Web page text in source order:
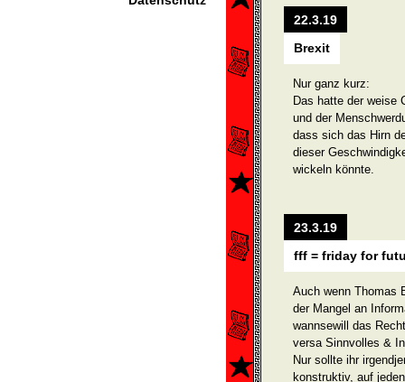
22.3.19
Brexit
Nur ganz kurz:
Das hatte der weise
und der
dass sich das Hirn
dieser
wickeln könnte.
23.3.19
fff = friday for
Auch wenn Thomas
der Mangel an
wannsewill das
versa Sinnvolles &
Nur sollte ihr
konstruktiv, auf